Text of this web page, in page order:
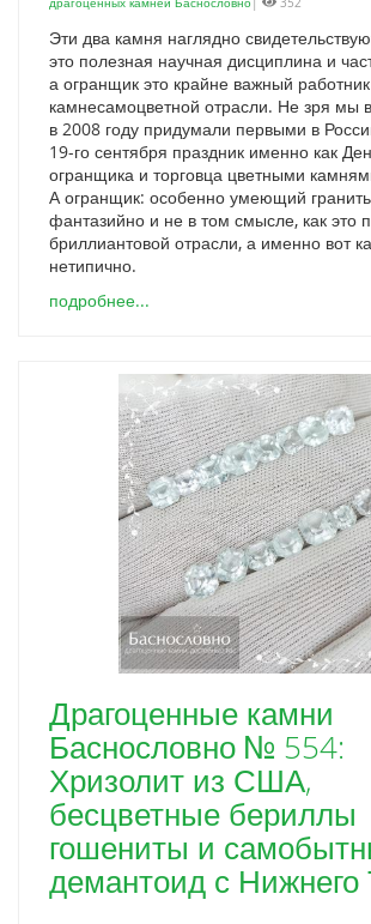
Эти два камня наглядно
это полезная научная дисциплина и
а огранщик это крайне важный
камнесамоцветной отрасли. Не зря мы
в 2008 году придумали первыми в
19-го сентября праздник именно как
огранщика и торговца цветными
А огранщик: особенно умеющий гранить
фантазийно и не в том смысле, как это
бриллиантовой отрасли, а именно вот
нетипично.
подробнее...
Драгоценные камни
Баснословно № 554:
Хризолит из США,
бесцветные бериллы
гошениты и
демантоид с Нижнего